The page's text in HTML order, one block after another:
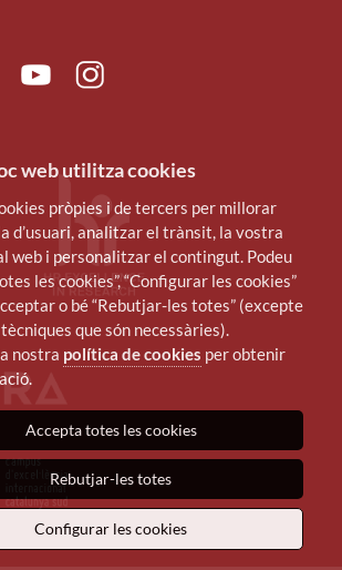
YoutubeInstagram
web utilitza cookies
pròpies i de tercers per millorar
d’usuari, analitzar el trànsit, la vostra
web i personalitzar el contingut. Podeu
les cookies”, “Configurar les cookies”
o bé “Rebutjar-les totes” (excepte
que són necessàries).
nostra política de cookies per obtenir
Accepta totes les cookies
Rebutjar-les totes
Configurar les cookies